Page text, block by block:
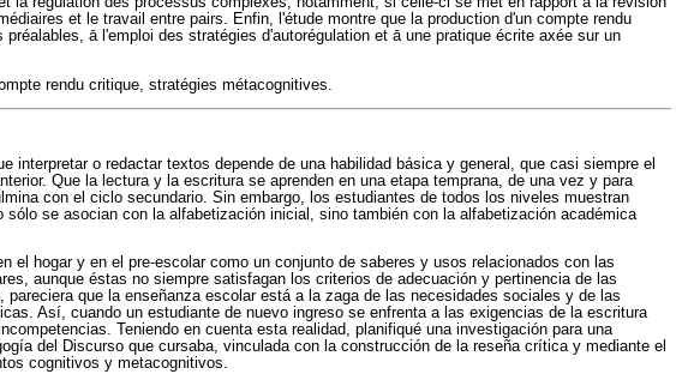
et le travail entre pairs. Enfin, l'étude montre que la production d'un compte rendu
ā l'emploi des stratégies d'autorégulation et ā une pratique écrite axée sur un
rendu critique, stratégies métacognitives.
interpretar o redactar textos depende de una habilidad básica y general, que casi siempre el
Que la lectura y la escritura se aprenden en una etapa temprana, de una vez y para
con el ciclo secundario. Sin embargo, los estudiantes de todos los niveles muestran
sólo se asocian con la alfabetización inicial, sino también con la alfabetización académica
el hogar y en el pre-escolar como un conjunto de saberes y usos relacionados con las
aunque éstas no siempre satisfagan los criterios de adecuación y pertinencia de las
que la enseñanza escolar está a la zaga de las necesidades sociales y de las
Así, cuando un estudiante de nuevo ingreso se enfrenta a las exigencias de la escritura
Teniendo en cuenta esta realidad, planifiqué una investigación para una
del Discurso que cursaba, vinculada con la construcción de la reseña crítica y mediante el
cognitivos y metacognitivos.